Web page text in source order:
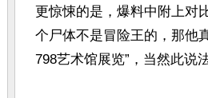
更惊悚的是，爆料中附上对
个尸体不是冒险王的，那他
798艺术馆展览”，当然此说